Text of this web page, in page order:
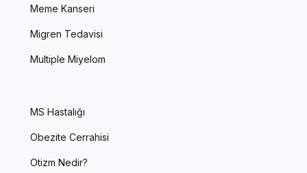
Meme Kanseri
Migren Tedavisi
Multiple Miyelom
MS Hastalığı
Obezite Cerrahisi
Otizm Nedir?